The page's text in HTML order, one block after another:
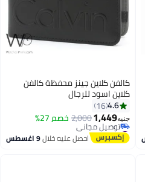
كالفن كلاين جينز محفظة كالفن
كلاين اسود للرجال
4.6
16
جنيه1,449
2,000خصم 27%
#47 في محافظ رجالية
أقل سعر في 30 يوم
توصيل مجاني
احصل عليه خلال9 اغسطس